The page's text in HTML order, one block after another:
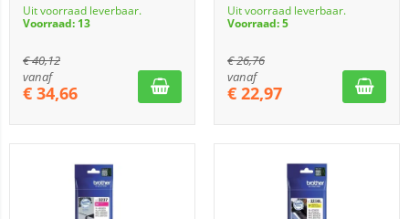
Uit voorraad leverbaar.
Voorraad: 13
€40,12
vanaf
€ 34,66
Uit voorraad leverbaar.
Voorraad: 5
€26,76
vanaf
€ 22,97